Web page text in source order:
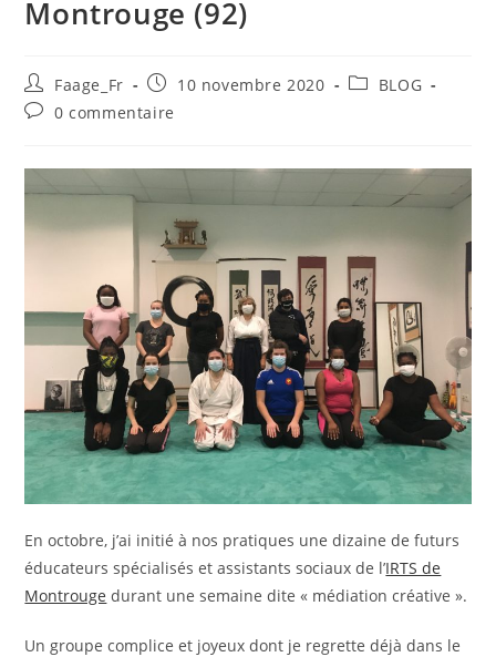
Montrouge (92)
Faage_Fr 10 novembre 2020
BLOG
0 commentaire
En octobre, j’ai initié à nos pratiques une dizaine de futurs
éducateurs spécialisés et assistants sociaux de l’IRTS de
Montrouge durant une semaine dite « médiation créative ».
Un groupe complice et joyeux dont je regrette déjà dans le